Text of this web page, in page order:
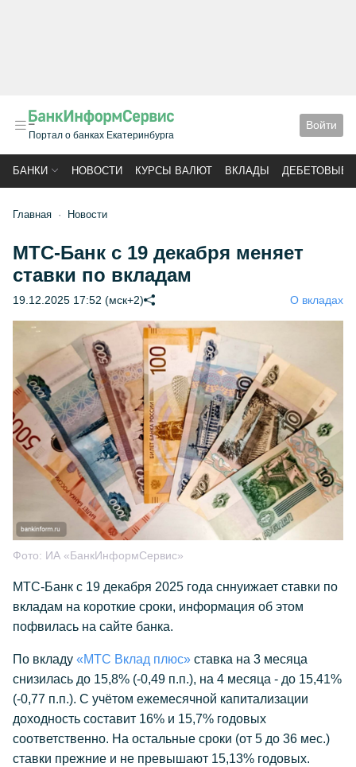
Портал о банках Екатеринбурга
Войти
БАНКИ НОВОСТИ КУРСЫ ВАЛЮТ ВКЛАДЫ ДЕБЕТОВЫЕ
Главная Новости
МТС-Банк с 19 декабря меняет
ставки по вкладам
19.12.2025 17:52 (мск+2) О вкладах
Фото: ИА «БанкИнформСервис»
МТС-Банк с 19 декабря 2025 года сннуижает ставки по
вкладам на короткие сроки, информация об этом
пофвилась на сайте банка.
По вкладу «МТС Вклад плюс» ставка на 3 месяца
снизилась до 15,8% (-0,49 п.п.), на 4 месяца - до 15,41%
(-0,77 п.п.). С учётом ежемесячной капитализации
доходность составит 16% и 15,7% годовых
соответственно. На остальные сроки (от 5 до 36 мес.)
ставки прежние и не превышают 15,13% годовых.